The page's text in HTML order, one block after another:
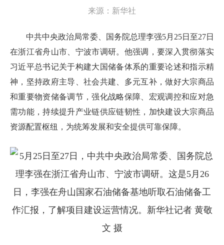
来源： 新华社
中共中央政治局常委、国务院总理李强5月25日至27日
在浙江省舟山市、宁波市调研。他强调，要深入贯彻落实
习近平总书记关于构建大国储备体系的重要论述和指示精
神，坚持政府主导、社会共建、多元互补，做好大宗商品
和重要物资储备调节，强化战略保障、宏观调控和应对急
需功能，持续提升产业链供应链韧性，加快建设大宗商品
资源配置枢纽，为统筹发展和安全提供可靠保障。